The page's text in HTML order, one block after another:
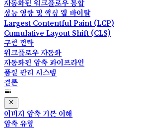
자동화된 워크플로우 통합
성능 영향 및 핵심 웹 바이탈
Largest Contentful Paint (LCP)
Cumulative Layout Shift (CLS)
구현 전략
워크플로우 자동화
자동화된 압축 파이프라인
품질 관리 시스템
결론
이미지 압축 기본 이해
압축 유형